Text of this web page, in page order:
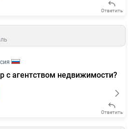
Ответить
с агентством недвижимости?
Ответить